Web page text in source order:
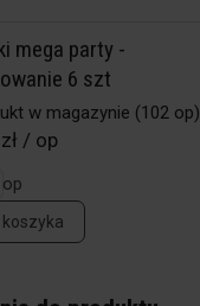
mega party -
6 szt
w magazynie (102 op)
/ op
op
koszyka